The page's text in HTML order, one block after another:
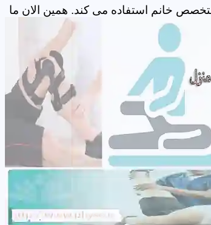
خانم استفاده می کند. همین الان ما